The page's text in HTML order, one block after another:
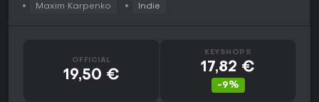
Maxim Karpenko Indie
OFFICIAL
19,50 €
KEYSHOPS
17,82 €
-9%